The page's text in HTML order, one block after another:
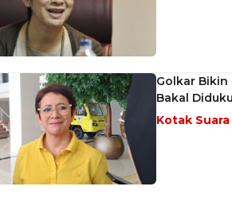
Golkar Bikin
Bakal
Kotak Suara